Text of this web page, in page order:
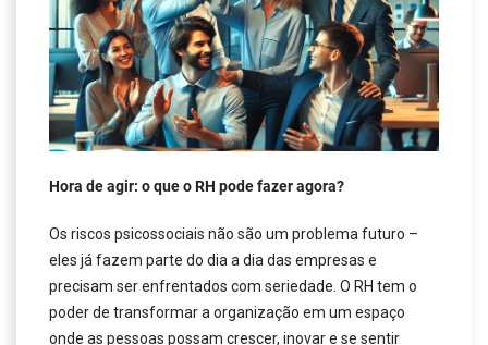
Hora de agir: o que o RH pode fazer agora?
Os riscos psicossociais não são um problema futuro –
eles já fazem parte do dia a dia das empresas e
precisam ser enfrentados com seriedade. O RH tem o
poder de transformar a organização em um espaço
onde as pessoas possam crescer, inovar e se sentir